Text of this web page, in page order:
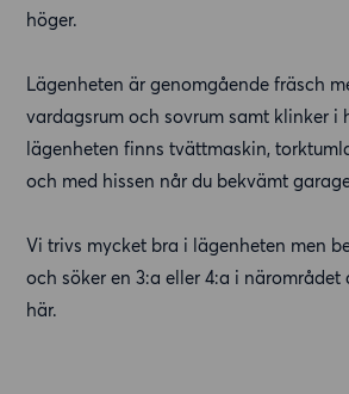
höger.
Lägenheten är genomgående fräsch
vardagsrum och sovrum samt klinker i
lägenheten finns tvättmaskin,
och med hissen når du bekvämt
Vi trivs mycket bra i lägenheten men
och söker en 3:a eller 4:a i närområdet
här.